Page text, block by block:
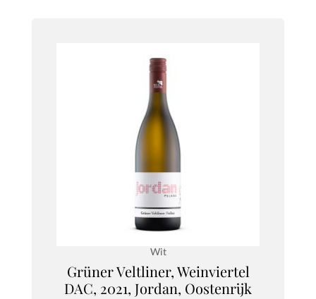
Wit
Grüner Veltliner, Weinviertel
DAC, 2021, Jordan, Oostenrijk